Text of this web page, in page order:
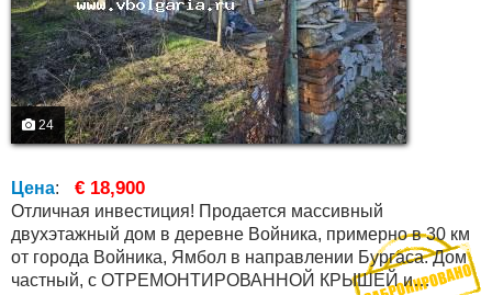
24
Цена: € 18,900
Отличная инвестиция! Продается массивный
двухэтажный дом в деревне Войника, примерно в 30 км
от города Войника, Ямбол в направлении Бургаса. Дом
частный, с ОТРЕМОНТИРОВАННОЙ КРЫШЕЙ и